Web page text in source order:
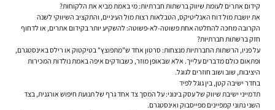
קידום אתרים לעומת שיווק ברשתות חברתיות: מי באמת מביא את הלקוחות?
את יושבת מול דוח האנליטיקס, הטבלאות רצות מול העיניים, והתקציב השיווקי לשנה
הקרובה מחכה להחלטה אחת פשוטה-לא-פשוטה: להשקיע יותר בקידום אתרים, או לדחוף
חזק ברשתות חברתיות?
על פניו, הרשתות החברתיות מנצחות: סרטון אחד ש"מתפוצץ" בטיקטוק או רילס באינסטגרם,
ופתאום כולם מדברים עלייך. אלא שבאופן מוזר, כשבודקים איפה באמת נולדות המכירות
היציבות, שוב ושוב חוזרים לגוגל.
בחדר ישיבה קטן, בין גוגל לפיד
תדמייני ישיבת שיווק של עסק בינוני: על המסך צד אחד גרף של תנועת חיפוש אורגנית, בצד
השני נתוני קמפיינים מפייסבוק ואינסטגרם.